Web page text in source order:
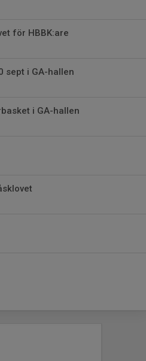
för HBBK:are
sept i GA-hallen
i GA-hallen